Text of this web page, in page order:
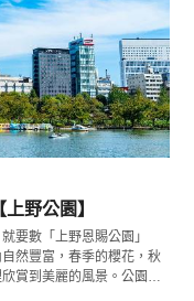
野公園】
要數「上野恩賜公園」
然豐富，春季的櫻花，秋
賞到美麗的風景。公園裡